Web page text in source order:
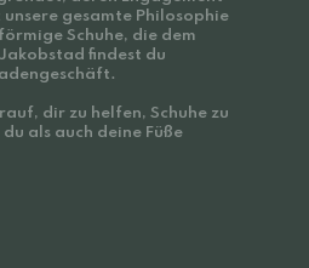
gesamte Philosophie
Schuhe, die dem
findest du
dir zu helfen, Schuhe zu
als auch deine Füße